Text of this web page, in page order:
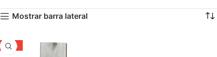
Mostrar barra lateral
-30%